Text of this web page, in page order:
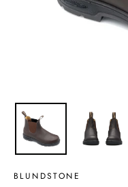
BLUNDSTONE